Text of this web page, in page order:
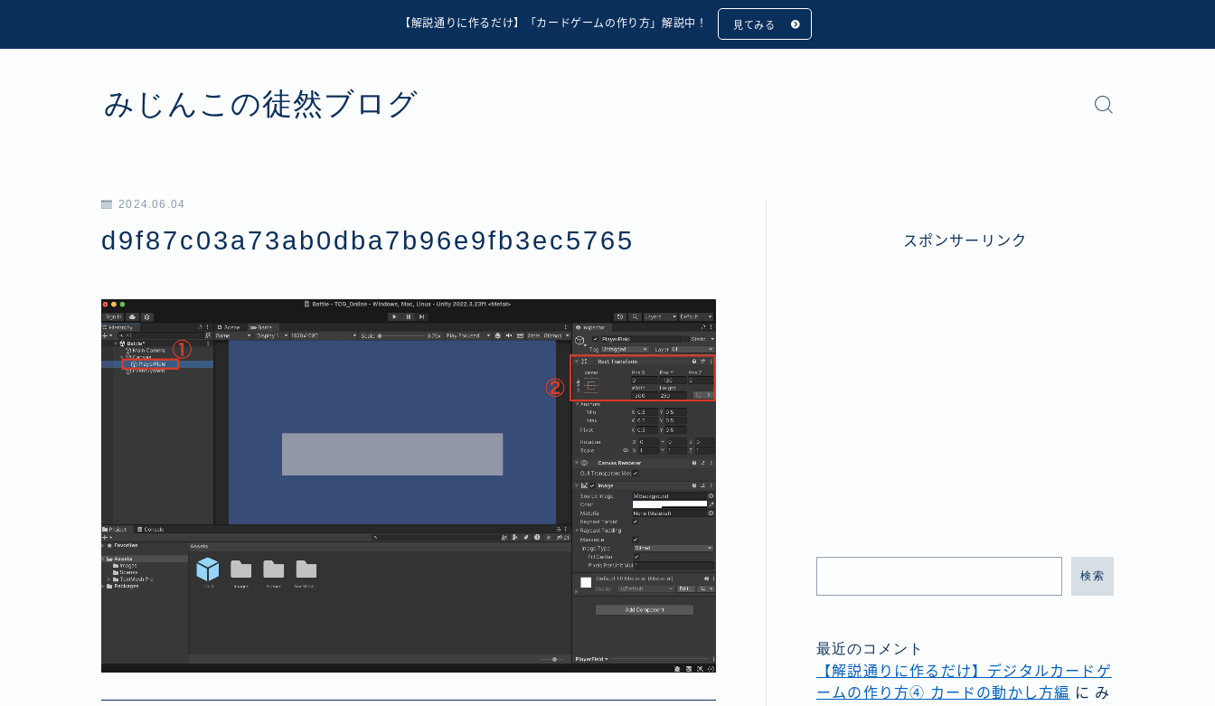
【解説通りに作るだけ】「カードゲームの作り方」解説中！ 見てみる
みじんこの徒然ブログ
2024.06.04
d9f87c03a73ab0dba7b96e9fb3ec5765 スポンサーリンク
検索
最近のコメント
【解説通りに作るだけ】デジタルカードゲ
ームの作り方④ カードの動かし方編 に み